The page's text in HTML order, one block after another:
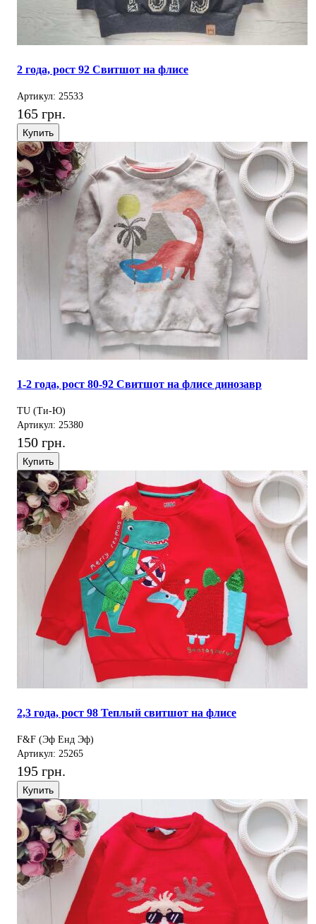
2 года, рост 92 Свитшот на флисе
Артикул: 25533
165 грн.
Купить
1-2 года, рост 80-92 Свитшот на флисе динозавр
TU (Ти-Ю)
Артикул: 25380
150 грн.
Купить
2,3 года, рост 98 Теплый свитшот на флисе
F&F (Эф Енд Эф)
Артикул: 25265
195 грн.
Купить